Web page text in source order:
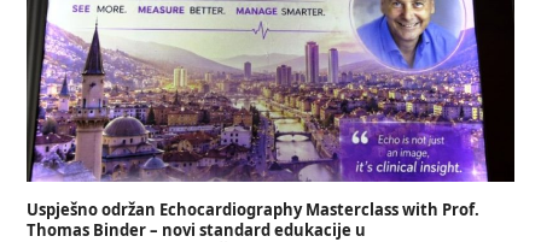
Uspješno održan Echocardiography Masterclass with Prof.
Thomas Binder – novi standard edukacije u